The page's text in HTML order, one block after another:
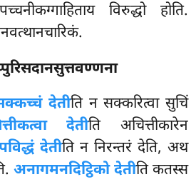
विरुद्धो होति.
देतीति न सक्करित्वा सुचिं
देतीति अचित्तीकारेन
देतीति न निरन्तरं देति, अथ
अनागमनदिट्ठिको देतीति कतस्स